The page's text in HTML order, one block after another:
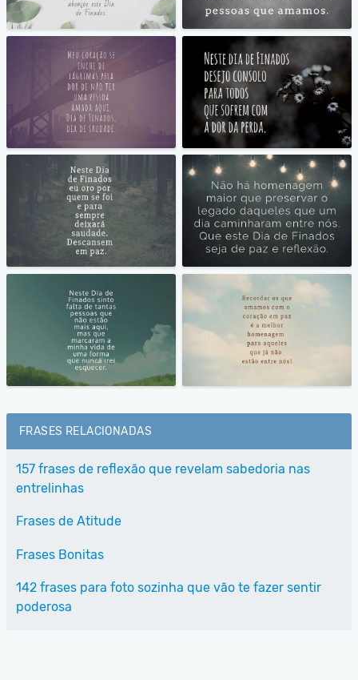
FRASES RELACIONADAS
157 frases de reflexão que revelam sabedoria nas
entrelinhas
Frases de Atitude
Frases Bonitas
142 frases para foto sozinha que vão te fazer sentir
poderosa